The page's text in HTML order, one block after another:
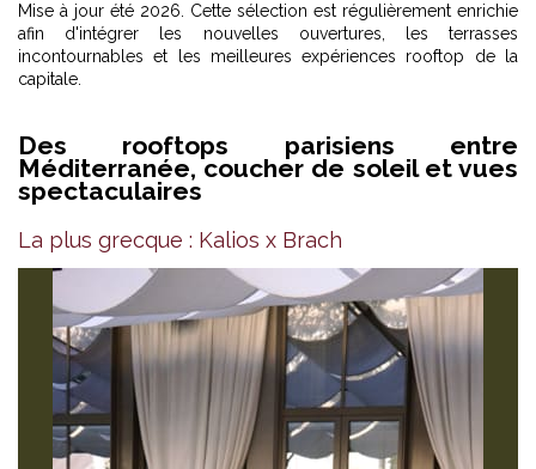
Mise à jour été 2026. Cette sélection est régulièrement enrichie
afin d'intégrer les nouvelles ouvertures, les terrasses
incontournables et les meilleures expériences rooftop de la
capitale.
Des rooftops parisiens entre
Méditerranée, coucher de soleil et vues
spectaculaires
La plus grecque : Kalios x Brach